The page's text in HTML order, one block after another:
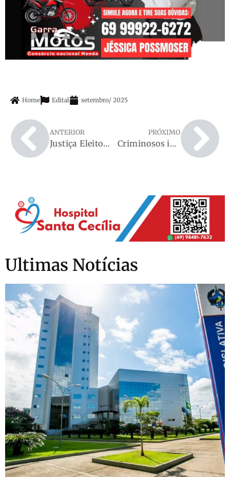
Home Edital setembro/ 2025
ANTERIOR
Justiça Eleitoral rejeita ação por suposta fraude à cota de gênero em Espigão D’Oeste
PRÓXIMO
Criminosos invadem residência e fazem família refém em Espigão do Oeste
Ultimas Notícias